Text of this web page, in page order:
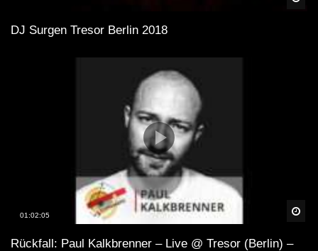
DJ Surgen Tresor Berlin 2018
01:02:05
Rückfall: Paul Kalkbrenner – Live @ Tresor (Berlin) –